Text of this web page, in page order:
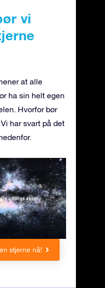
vi
at alle
ha sin helt egen
Hvorfor bør
har svart på det
stjerne nå!